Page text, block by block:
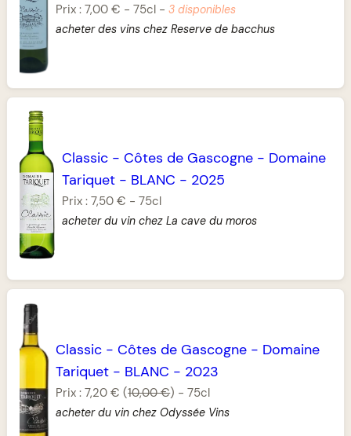
Prix : 7,00 € - 75cl- 3 disponibles
acheter des vins chez Reserve de bacchus
Classic - Côtes de Gascogne - Domaine
Tariquet - BLANC - 2025
Prix :7,50 € -75cl
acheter du vin chez La cave du moros
Classic - Côtes de Gascogne - Domaine
Tariquet - BLANC - 2023
Prix :7,20 € (10,00 €) -75cl
acheter du vin chez Odyssée Vins